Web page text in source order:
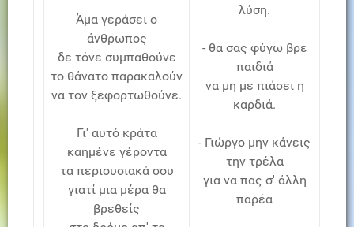
Άμα γεράσει ο
άνθρωπος
δε τόνε συμπαθούνε
το θάνατο παρακαλούν
να τον ξεφορτωθούνε.
Γι' αυτό κράτα
καημένε γέροντα
τα περιουσιακά σου
γιατί μια μέρα θα
βρεθείς
λύση.
- θα σας φύγω βρε
παιδιά
να μη με πιάσει η
καρδιά.
- Γιώργο μην κάνεις
την τρέλα
για να πας σ' άλλη
παρέα